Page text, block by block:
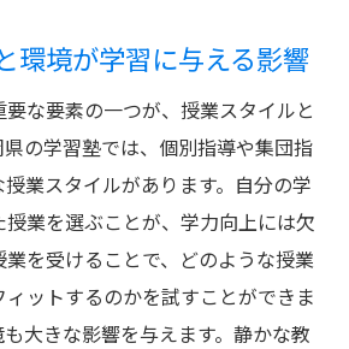
環境が学習に与える影響
な要素の一つが、授業スタイルと
の学習塾では、個別指導や集団指
業スタイルがあります。自分の学
業を選ぶことが、学力向上には欠
を受けることで、どのような授業
ットするのかを試すことができま
大きな影響を与えます。静かな教